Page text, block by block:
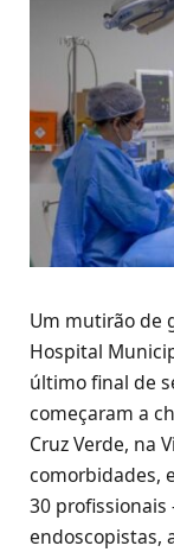
Um mutirão de
Hospital
último final de
começaram a
Cruz Verde, na
comorbidades,
30
endoscopistas,